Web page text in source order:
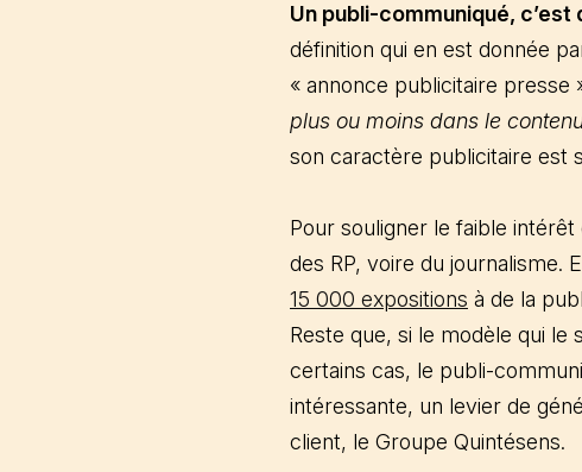
Un publi-communiqué, c’est
définition qui en est donnée
« annonce publicitaire presse
plus ou moins dans le
son caractère publicitaire est
Pour souligner le faible
des RP, voire du journalisme.
15 000 expositions à de la
Reste que, si le modèle qui
certains cas, le publi-
intéressante, un levier de
client, le Groupe Quintésens.